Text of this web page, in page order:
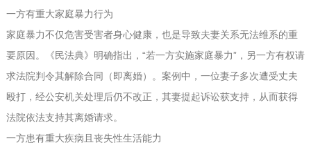
一方有重大家庭暴力行为
家庭暴力不仅危害受害者身心健康，也是导致夫妻关系无法维系的重
要原因。《民法典》明确指出，“若一方实施家庭暴力”，另一方有权请
求法院判令其解除合同（即离婚）。案例中，一位妻子多次遭受丈夫
殴打，经公安机关处理后仍不改正，其妻提起诉讼获支持，从而获得
法院依法支持其离婚请求。
一方患有重大疾病且丧失性生活能力